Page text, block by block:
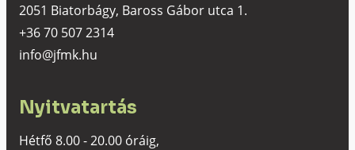
2051 Biatorbágy, Baross Gábor utca 1.
+36 70 507 2314
info@jfmk.hu
Nyitvatartás
Hétfő 8.00 - 20.00 óráig,